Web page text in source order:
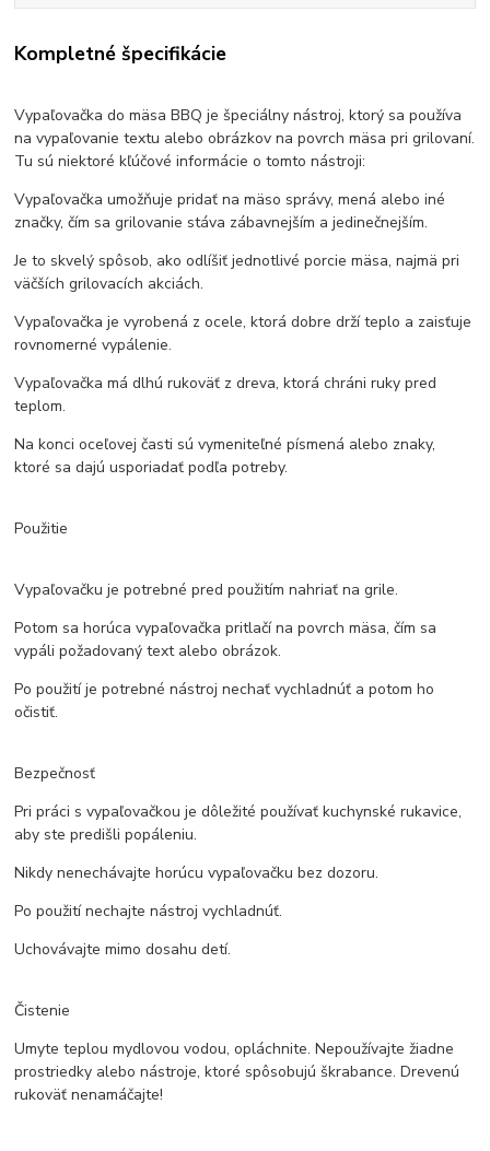
Kompletné špecifikácie
Vypaľovačka do mäsa BBQ je špeciálny nástroj, ktorý sa používa
na vypaľovanie textu alebo obrázkov na povrch mäsa pri grilovaní.
Tu sú niektoré kľúčové informácie o tomto nástroji:
Vypaľovačka umožňuje pridať na mäso správy, mená alebo iné
značky, čím sa grilovanie stáva zábavnejším a jedinečnejším.
Je to skvelý spôsob, ako odlíšiť jednotlivé porcie mäsa, najmä pri
väčších grilovacích akciách.
Vypaľovačka je vyrobená z ocele, ktorá dobre drží teplo a zaisťuje
rovnomerné vypálenie.
Vypaľovačka má dlhú rukoväť z dreva, ktorá chráni ruky pred
teplom.
Na konci oceľovej časti sú vymeniteľné písmená alebo znaky,
ktoré sa dajú usporiadať podľa potreby.
Použitie
Vypaľovačku je potrebné pred použitím nahriať na grile.
Potom sa horúca vypaľovačka pritlačí na povrch mäsa, čím sa
vypáli požadovaný text alebo obrázok.
Po použití je potrebné nástroj nechať vychladnúť a potom ho
očistiť.
Bezpečnosť
Pri práci s vypaľovačkou je dôležité používať kuchynské rukavice,
aby ste predišli popáleniu.
Nikdy nenechávajte horúcu vypaľovačku bez dozoru.
Po použití nechajte nástroj vychladnúť.
Uchovávajte mimo dosahu detí.
Čistenie
Umyte teplou mydlovou vodou, opláchnite. Nepoužívajte žiadne
prostriedky alebo nástroje, ktoré spôsobujú škrabance. Drevenú
rukoväť nenamáčajte!